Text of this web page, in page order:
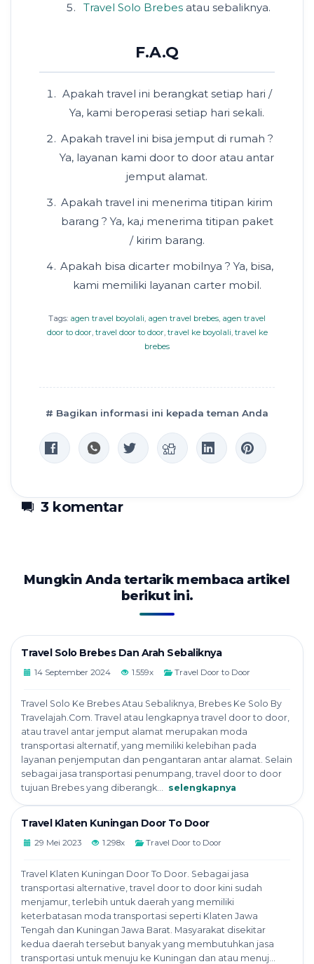
Travel Solo Brebesatau sebaliknya.
F.A.Q
Apakah travel ini berangkat setiap hari /
Ya, kami beroperasi setiap hari sekali.
Apakah travel ini bisa jemput di rumah ?
Ya, layanan kami door to door atau antar
jemput alamat.
Apakah travel ini menerima titipan kirim
barang ? Ya, ka,i menerima titipan paket
/ kirim barang.
Apakah bisa dicarter mobilnya ? Ya, bisa,
kami memiliki layanan carter mobil.
Tags: agen travel boyolali, agen travel brebes, agen travel
door to door, travel door to door, travel ke boyolali, travel ke
brebes
# Bagikan informasi ini kepada teman Anda
3 komentar
Mungkin Anda tertarik membaca artikel
berikut ini.
Travel Solo Brebes Dan Arah Sebaliknya
14 September 2024 1.559x Travel Door to Door
Travel Solo Ke Brebes Atau Sebaliknya, Brebes Ke Solo By
Travelajah.Com. Travel atau lengkapnya travel door to door,
atau travel antar jemput alamat merupakan moda
transportasi alternatif, yang memiliki kelebihan pada
layanan penjemputan dan pengantaran antar alamat. Selain
sebagai jasa transportasi penumpang, travel door to door
tujuan Brebes yang diberangk...
selengkapnya
Travel Klaten Kuningan Door To Door
29 Mei 2023 1.298x Travel Door to Door
Travel Klaten Kuningan Door To Door. Sebagai jasa
transportasi alternative, travel door to door kini sudah
menjamur, terlebih untuk daerah yang memiliki
keterbatasan moda transportasi seperti Klaten Jawa
Tengah dan Kuningan Jawa Barat. Masyarakat disekitar
kedua daerah tersebut banyak yang membutuhkan jasa
transportasi untuk menuju ke Kuningan dan atau menuj...